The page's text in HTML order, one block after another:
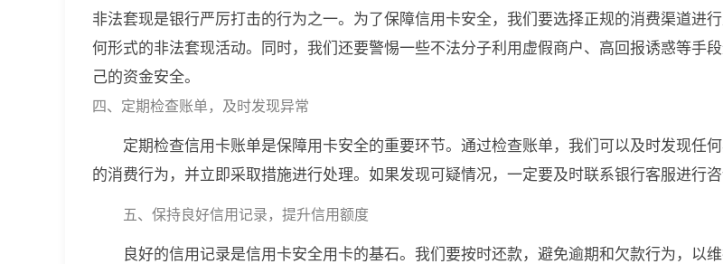
非法套现是银行严厉打击的行为之一。为了保障信用卡安全，我们要选择正规的消费渠道进
何形式的非法套现活动。同时，我们还要警惕一些不法分子利用虚假商户、高回报诱惑等手
己的资金安全。
四、定期检查账单，及时发现异常
定期检查信用卡账单是保障用卡安全的重要环节。通过检查账单，我们可以及时发现任
的消费行为，并立即采取措施进行处理。如果发现可疑情况，一定要及时联系银行客服进行咨
五、保持良好信用记录，提升信用额度
良好的信用记录是信用卡安全用卡的基石。我们要按时还款，避免逾期和欠款行为，以